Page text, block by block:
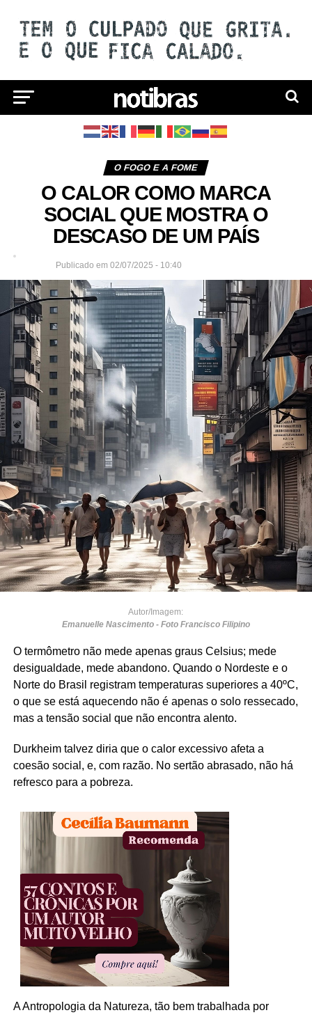
O FOGO E A FOME
O CALOR COMO MARCA
SOCIAL QUE MOSTRA O
DESCASO DE UM PAÍS
Publicado em 02/07/2025 - 10:40
Autor/Imagem:
Emanuelle Nascimento - Foto Francisco Filipino
O termômetro não mede apenas graus Celsius; mede
desigualdade, mede abandono. Quando o Nordeste e o
Norte do Brasil registram temperaturas superiores a 40ºC,
o que se está aquecendo não é apenas o solo ressecado,
mas a tensão social que não encontra alento.
Durkheim talvez diria que o calor excessivo afeta a
coesão social, e, com razão. No sertão abrasado, não há
refresco para a pobreza.
A Antropologia da Natureza, tão bem trabalhada por